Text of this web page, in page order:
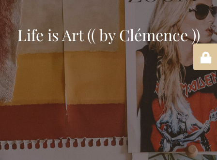
Life is Art (( by Clémence ))